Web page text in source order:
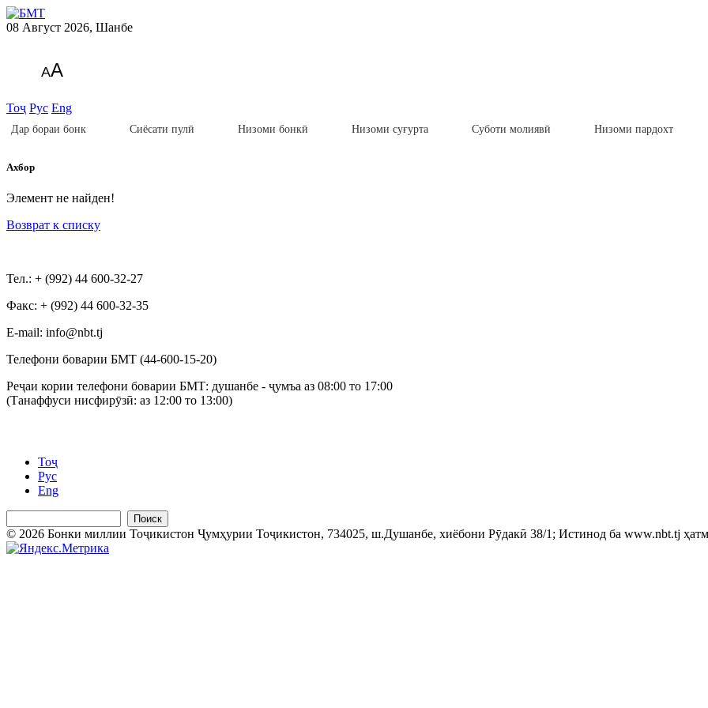
08 Август 2026, Шанбе
AA
Тоҷ Рус Eng
Дар бораи бонк Сиёсати пулӣ Низоми бонкӣ Низоми суғурта Суботи молиявӣ Низоми пардохт
Ахбор
Элемент не найден!
Возврат к списку
Тел.: + (992) 44 600-32-27
Факс: + (992) 44 600-32-35
Е-mail: info@nbt.tj
Телефони боварии БМТ (44-600-15-20)
Реҷаи кории телефони боварии БМТ: душанбе - ҷумъа аз 08:00 то 17:00
(Танаффуси нисфирӯзӣ: аз 12:00 то 13:00)
Тоҷ
Рус
Eng
Поиск
© 2026 Бонки миллии Тоҷикистон Ҷумҳурии Тоҷикистон, 734025, ш.Душанбе, хиёбони Рӯдакӣ 38/1; Истинод ба www.nbt.tj